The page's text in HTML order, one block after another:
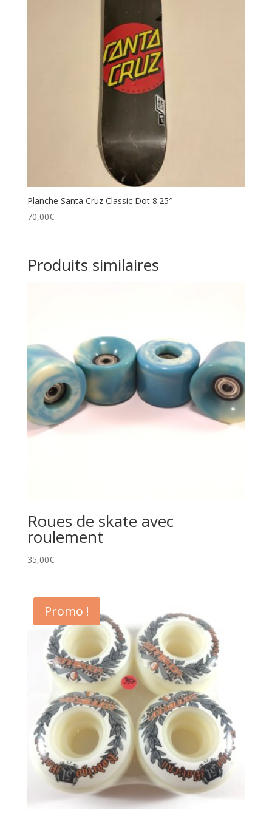
Planche Santa Cruz Classic Dot 8.25″
70,00€
Produits similaires
Roues de skate avec
roulement
35,00€
Promo !